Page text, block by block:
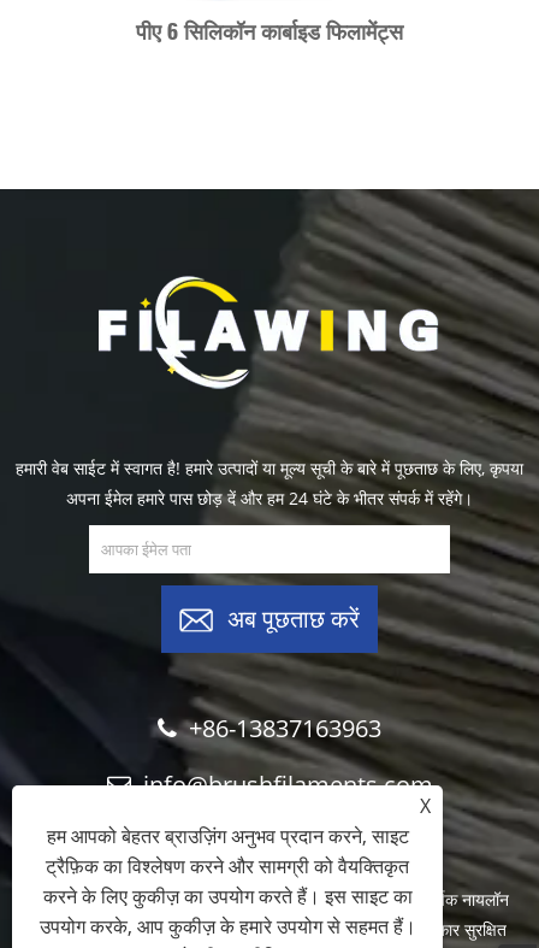
पीए 6 सिलिकॉन कार्बाइड फिलामेंट्स
हमारी वेब साईट में स्वागत है! हमारे उत्पादों या मूल्य सूची के बारे में पूछताछ के लिए, कृपया
अपना ईमेल हमारे पास छोड़ दें और हम 24 घंटे के भीतर संपर्क में रहेंगे।
अब पूछताछ करें
+86-13837163963
info@brushfilaments.com
कॉपीराइट © 2023 Filawing Industry Co., Limited - अपघर्षक नायलॉन
फ़िलामेंट्स, सिलिकॉन कार्बाइड फ़िलामेंट्स, डायमंड फ़िलामेंट्स - सर्वाधिकार सुरक्षित
X
हम आपको बेहतर ब्राउज़िंग अनुभव प्रदान करने, साइट
ट्रैफ़िक का विश्लेषण करने और सामग्री को वैयक्तिकृत
करने के लिए कुकीज़ का उपयोग करते हैं। इस साइट का
उपयोग करके, आप कुकीज़ के हमारे उपयोग से सहमत हैं।